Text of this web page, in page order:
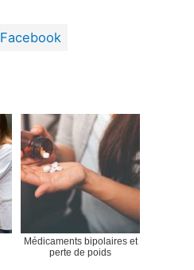
Facebook
Médicaments bipolaires et
perte de poids